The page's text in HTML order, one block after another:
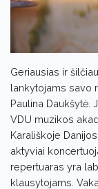
Geriausias ir
lankytojams savo
Paulina Daukšytė.
VDU muzikos
Karališkoje
aktyviai
repertuaras yra
klausytojams.